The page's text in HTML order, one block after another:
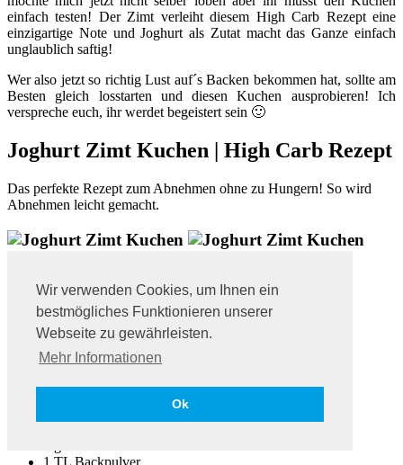
Wir verwenden Cookies, um Ihnen ein
bestmögliches Funktionieren unserer
Webseite zu gewährleisten.
Mehr Informationen
Ok
einfach testen! Der Zimt verleiht diesem High Carb Rezept eine
einzigartige Note und Joghurt als Zutat macht das Ganze einfach
unglaublich saftig!
Wer also jetzt so richtig Lust auf´s Backen bekommen hat, sollte am
Besten gleich losstarten und diesen Kuchen ausprobieren! Ich
verspreche euch, ihr werdet begeistert sein 🙂
Joghurt Zimt Kuchen | High Carb Rezept
Das perfekte Rezept zum Abnehmen ohne zu Hungern! So wird
Abnehmen leicht gemacht.
ca. 10 Minuten + ca. 30 Minuten Backzeit
160g Haferflocken oderInstant Oats
2 mittelgroße reife Bananen (a´110g)
1 TL Backpulver